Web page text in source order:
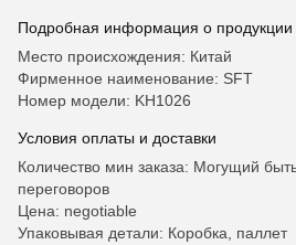
Подробная информация о продукции
Место происхождения: Китай
Фирменное наименование: SFT
Номер модели: KH1026
Условия оплаты и доставки
Количество мин заказа: Могущий
переговоров
Цена: negotiable
Упаковывая детали: Коробка, паллет